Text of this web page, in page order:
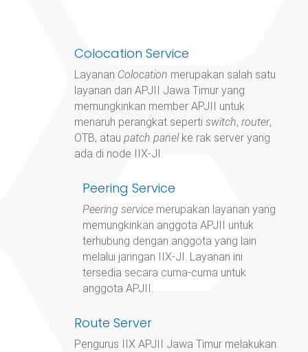
Colocation Service
Layanan Colocation merupakan salah satu
layanan dari APJII Jawa Timur yang
memungkinkan member APJII untuk
menaruh perangkat seperti switch, router,
OTB, atau patch panelke rak server yang
ada di node IIX-JI.
Peering Service
Peering servicemerupakan layanan yang
memungkinkan anggota APJII untuk
terhubung dengan anggota yang lain
melalui jaringan IIX-JI. Layanan ini
tersedia secara cuma-cuma untuk
anggota APJII.
Route Server
Pengurus IIX APJII Jawa Timur melakukan